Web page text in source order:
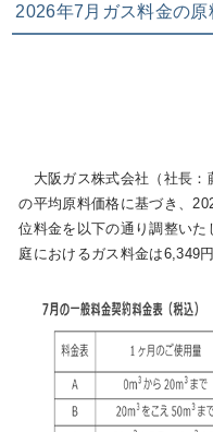
ご
サステナビリティ
採用情報
プレスリリース
2026年7月ガス料金の原
大阪ガス株式会社（社長：
の平均原料価格に基づき、
位料金を以下の通り調整い
庭におけるガス料金は6,349